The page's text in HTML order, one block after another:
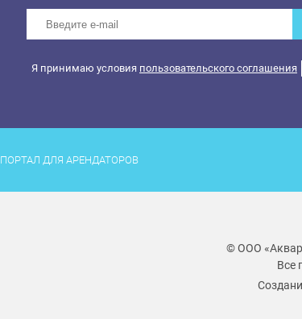
Я принимаю условия пользовательского соглашения
ПОРТАЛ ДЛЯ АРЕНДАТОРОВ
© ООО
Все